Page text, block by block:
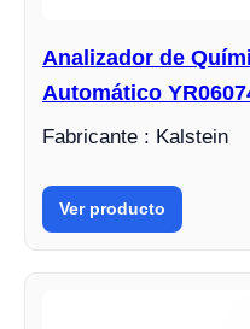
Analizador de
Automático
Fabricante : Kalstein
Ver producto